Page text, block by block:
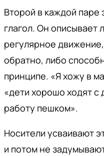
Второй в каждой
глагол. Он
регулярное
обратно, либо
принципе. «Я хожу в
«дети хорошо ходят с
работу пешком».
Носители усваивают
и потом не